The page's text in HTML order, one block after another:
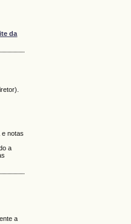
da
notas
a
a